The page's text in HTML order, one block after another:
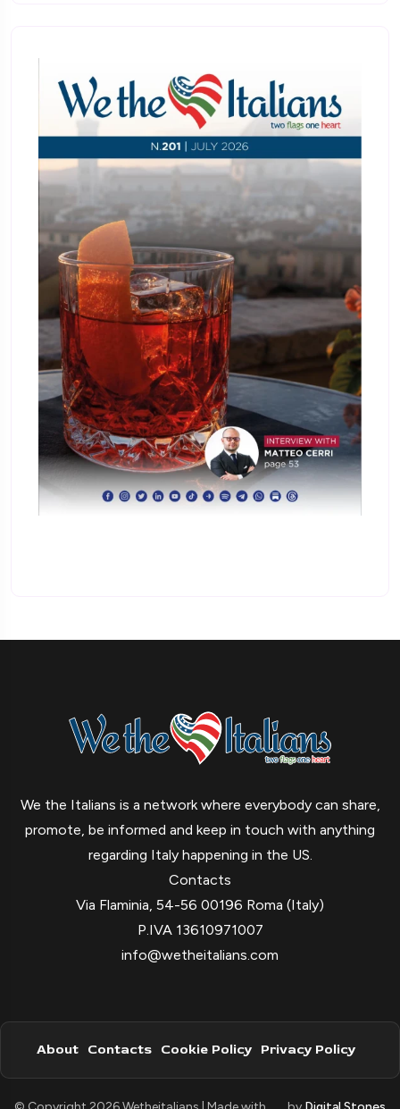
We the Italians is a network where everybody can share,
promote, be informed and keep in touch with anything
regarding Italy happening in the US.
Contacts
Via Flaminia, 54-56 00196 Roma (Italy)
P.IVA 13610971007
info@wetheitalians.com
About Contacts Cookie Policy Privacy Policy